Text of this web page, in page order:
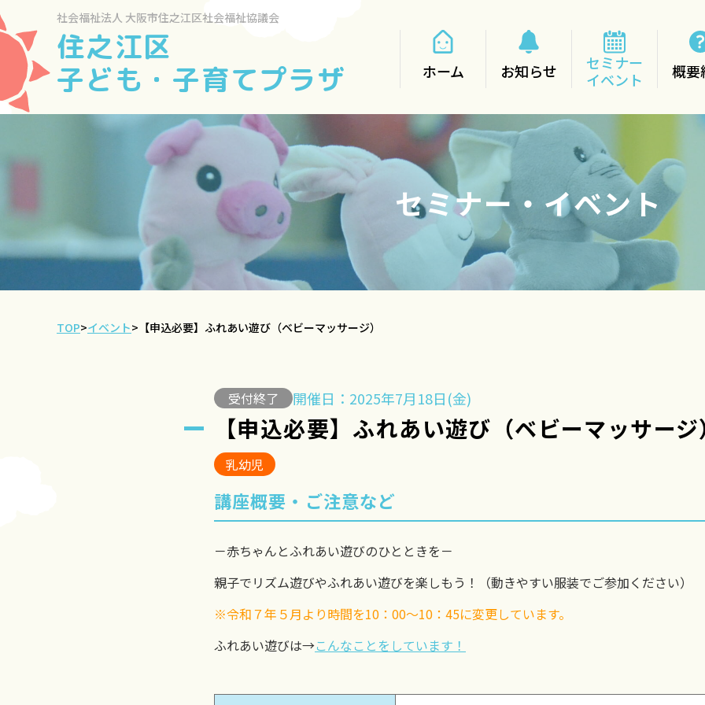
社会福祉法人 大阪市住之江区社会福祉協議会
住之江区
子ども・子育てプラザ
ホーム お知らせ
セミナー
イベント
概要
セミナー・イベント
TOP>イベント> 【申込必要】ふれあい遊び（ベビーマッサージ）
受付終了 開催日：2025年7月18日(金)
【申込必要】ふれあい遊び（ベビーマッサー
乳幼児
講座概要・ご注意など
－赤ちゃんとふれあい遊びのひとときを－
親子でリズム遊びやふれあい遊びを楽しもう！（動きやすい服装でご参加ください）
※令和７年５月より時間を10：00〜10：45に変更しています。
ふれあい遊びは→こんなことをしています！